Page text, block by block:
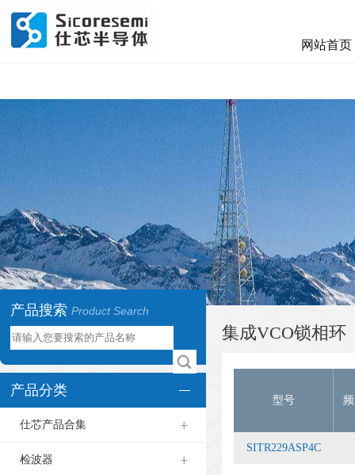
网站首页
产品搜索 Product Search
产品分类
仕芯产品合集
检波器
集成VCO锁相环
型号
SITR229ASP4C